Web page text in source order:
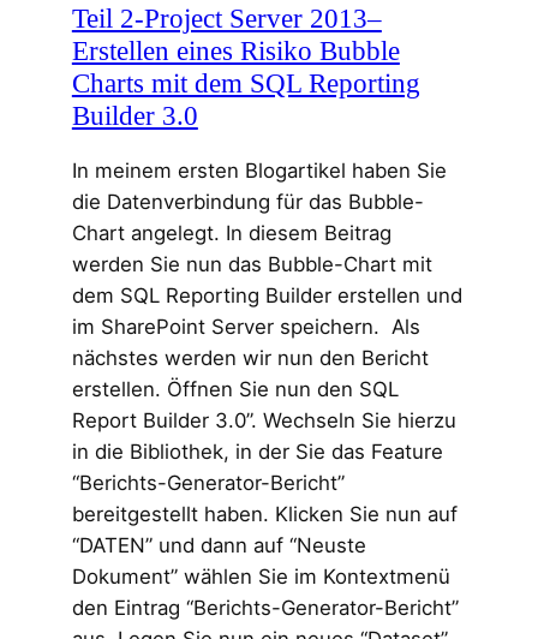
Teil 2-Project Server 2013–
Erstellen eines Risiko Bubble
Charts mit dem SQL Reporting
Builder 3.0
In meinem ersten Blogartikel haben Sie
die Datenverbindung für das Bubble-
Chart angelegt. In diesem Beitrag
werden Sie nun das Bubble-Chart mit
dem SQL Reporting Builder erstellen und
im SharePoint Server speichern. Als
nächstes werden wir nun den Bericht
erstellen. Öffnen Sie nun den SQL
Report Builder 3.0”. Wechseln Sie hierzu
in die Bibliothek, in der Sie das Feature
“Berichts-Generator-Bericht”
bereitgestellt haben. Klicken Sie nun auf
“DATEN” und dann auf “Neuste
Dokument” wählen Sie im Kontextmenü
den Eintrag “Berichts-Generator-Bericht”